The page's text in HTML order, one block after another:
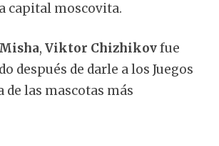
capital moscovita.
, Viktor Chizhikovfue
después de darle a los Juegos
las mascotas más